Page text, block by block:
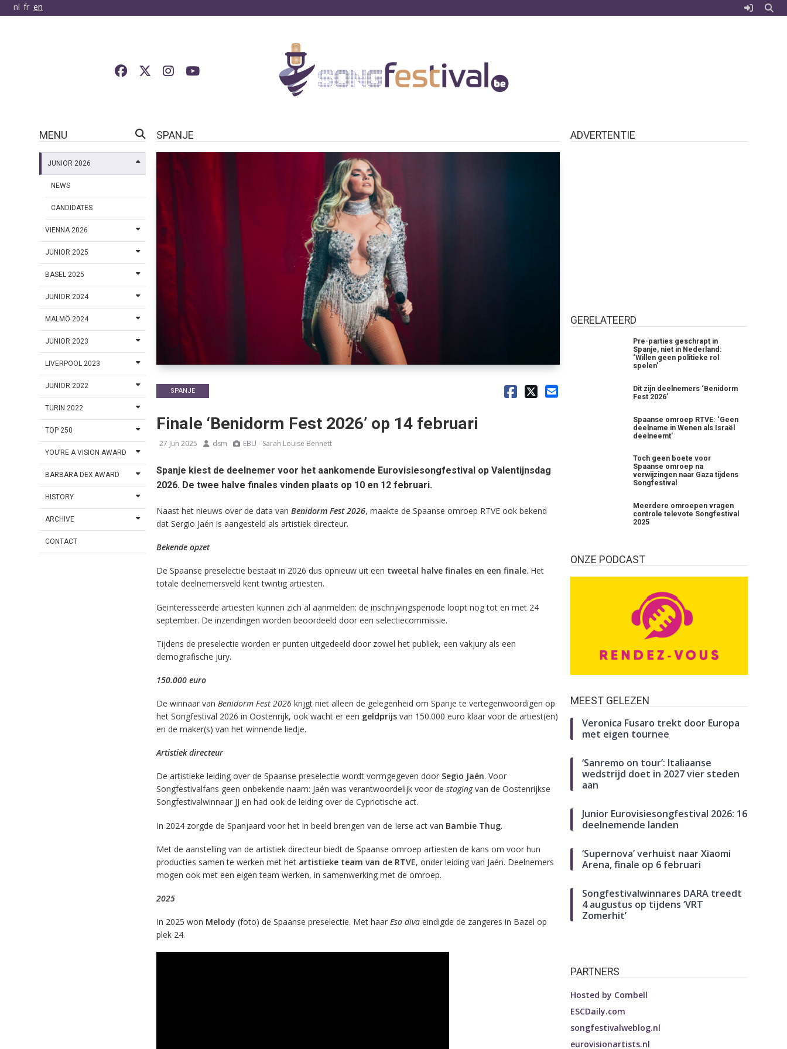
nl fr en
MENU
JUNIOR 2026
NEWS
CANDIDATES
VIENNA 2026
JUNIOR 2025
BASEL 2025
JUNIOR 2024
MALMÖ 2024
JUNIOR 2023
LIVERPOOL 2023
JUNIOR 2022
TURIN 2022
TOP 250
YOU’RE A VISION AWARD
BARBARA DEX AWARD
HISTORY
ARCHIVE
CONTACT
SPANJE
SPANJE
Finale ‘Benidorm Fest 2026’ op 14 februari
27 Jun 2025 dsm EBU - Sarah Louise Bennett
Spanje kiest de deelnemer voor het aankomende Eurovisiesongfestival op Valentijnsdag
2026. De twee halve finales vinden plaats op 10 en 12 februari.
Naast het nieuws over de data van Benidorm Fest 2026, maakte de Spaanse omroep RTVE ook bekend
dat Sergio Jaén is aangesteld als artistiek directeur.
Bekende opzet
De Spaanse preselectie bestaat in 2026 dus opnieuw uit een tweetal halve finales en een finale. Het
totale deelnemersveld kent twintig artiesten.
Geïnteresseerde artiesten kunnen zich al aanmelden: de inschrijvingsperiode loopt nog tot en met 24
september. De inzendingen worden beoordeeld door een selectiecommissie.
Tijdens de preselectie worden er punten uitgedeeld door zowel het publiek, een vakjury als een
demografische jury.
150.000 euro
De winnaar van Benidorm Fest 2026krijgt niet alleen de gelegenheid om Spanje te vertegenwoordigen op
het Songfestival 2026 in Oostenrijk, ook wacht er een geldprijsvan 150.000 euro klaar voor de artiest(en)
en de maker(s) van het winnende liedje.
Artistiek directeur
De artistieke leiding over de Spaanse preselectie wordt vormgegeven door Segio Jaén. Voor
Songfestivalfans geen onbekende naam: Jaén was verantwoordelijk voor de stagingvan de Oostenrijkse
Songfestivalwinnaar JJ en had ook de leiding over de Cypriotische act.
In 2024 zorgde de Spanjaard voor het in beeld brengen van de Ierse act van Bambie Thug.
Met de aanstelling van de artistiek directeur biedt de Spaanse omroep artiesten de kans om voor hun
producties samen te werken met het artistieke team van de RTVE, onder leiding van Jaén. Deelnemers
mogen ook met een eigen team werken, in samenwerking met de omroep.
2025
In 2025 won Melody (foto) de Spaanse preselectie. Met haar Esa divaeindigde de zangeres in Bazel op
plek 24.
ADVERTENTIE
GERELATEERD
Pre-parties geschrapt in
Spanje, niet in Nederland:
‘Willen geen politieke rol
spelen’
Dit zijn deelnemers ‘Benidorm
Fest 2026’
Spaanse omroep RTVE: ‘Geen
deelname in Wenen als Israël
deelneemt’
Toch geen boete voor
Spaanse omroep na
verwijzingen naar Gaza tijdens
Songfestival
Meerdere omroepen vragen
controle televote Songfestival
2025
ONZE PODCAST
MEEST GELEZEN
Veronica Fusaro trekt door Europa
met eigen tournee
‘Sanremo on tour’: Italiaanse
wedstrijd doet in 2027 vier steden
aan
Junior Eurovisiesongfestival 2026: 16
deelnemende landen
‘Supernova’ verhuist naar Xiaomi
Arena, finale op 6 februari
Songfestivalwinnares DARA treedt
4 augustus op tijdens ‘VRT
Zomerhit’
PARTNERS
Hosted by Combell
ESCDaily.com
songfestivalweblog.nl
eurovisionartists.nl